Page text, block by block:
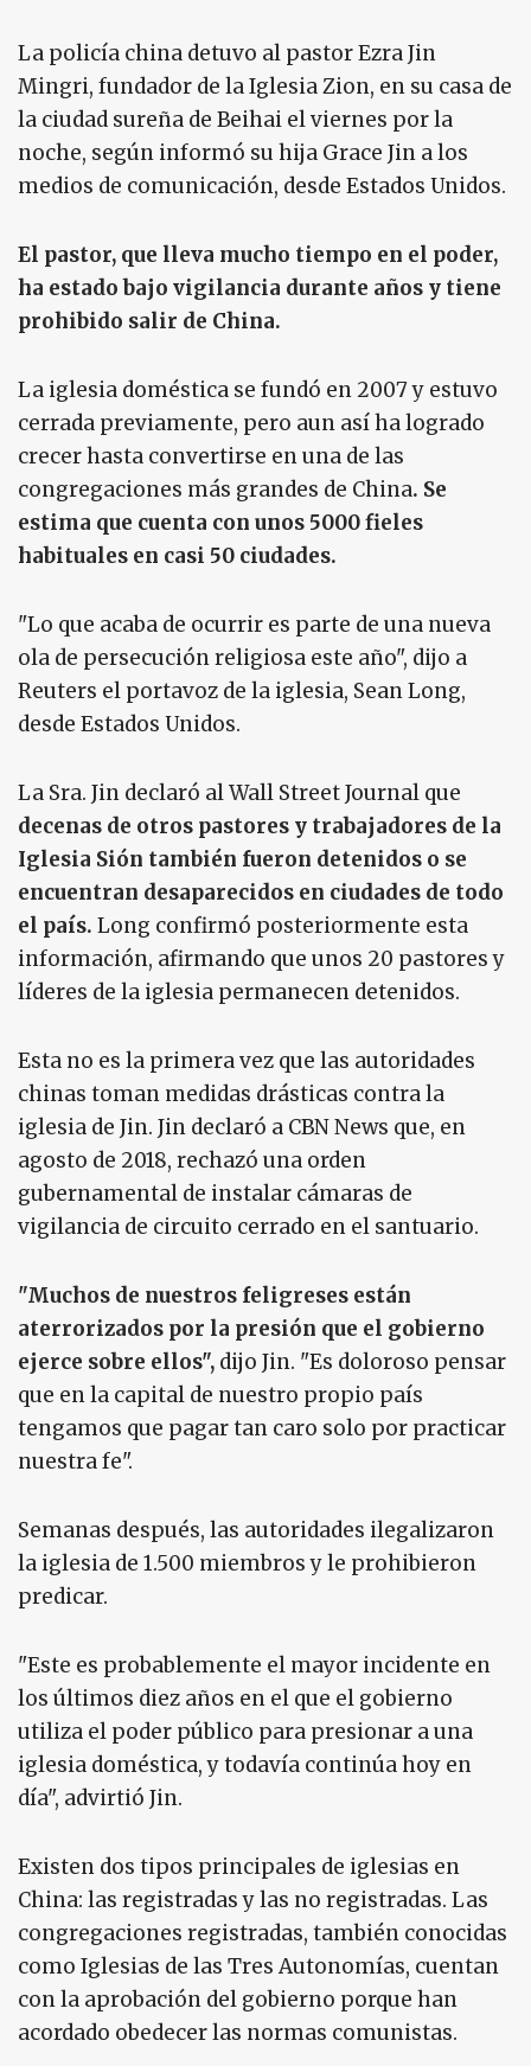
La policía china detuvo al pastor Ezra Jin
Mingri, fundador de la Iglesia Zion, en su casa de
la ciudad sureña de Beihai el viernes por la
noche, según informó su hija Grace Jin a los
medios de comunicación, desde Estados Unidos.
El pastor, que lleva mucho tiempo en el poder,
ha estado bajo vigilancia durante años y tiene
prohibido salir de China.
La iglesia doméstica se fundó en 2007 y estuvo
cerrada previamente, pero aun así ha logrado
crecer hasta convertirse en una de las
congregaciones más grandes de China. Se
estima que cuenta con unos 5000 fieles
habituales en casi 50 ciudades.
"Lo que acaba de ocurrir es parte de una nueva
ola de persecución religiosa este año", dijo a
Reuters el portavoz de la iglesia, Sean Long,
desde Estados Unidos.
La Sra. Jin declaró al Wall Street Journal que
decenas de otros pastores y trabajadores de la
Iglesia Sión también fueron detenidos o se
encuentran desaparecidos en ciudades de todo
el país. Long confirmó posteriormente esta
información, afirmando que unos 20 pastores y
líderes de la iglesia permanecen detenidos.
Esta no es la primera vez que las autoridades
chinas toman medidas drásticas contra la
iglesia de Jin. Jin declaró a CBN News que, en
agosto de 2018, rechazó una orden
gubernamental de instalar cámaras de
vigilancia de circuito cerrado en el santuario.
"Muchos de nuestros feligreses están
aterrorizados por la presión que el gobierno
ejerce sobre ellos", dijo Jin. "Es doloroso pensar
que en la capital de nuestro propio país
tengamos que pagar tan caro solo por practicar
nuestra fe".
Semanas después, las autoridades ilegalizaron
la iglesia de 1.500 miembros y le prohibieron
predicar.
"Este es probablemente el mayor incidente en
los últimos diez años en el que el gobierno
utiliza el poder público para presionar a una
iglesia doméstica, y todavía continúa hoy en
día", advirtió Jin.
Existen dos tipos principales de iglesias en
China: las registradas y las no registradas. Las
congregaciones registradas, también conocidas
como Iglesias de las Tres Autonomías, cuentan
con la aprobación del gobierno porque han
acordado obedecer las normas comunistas.